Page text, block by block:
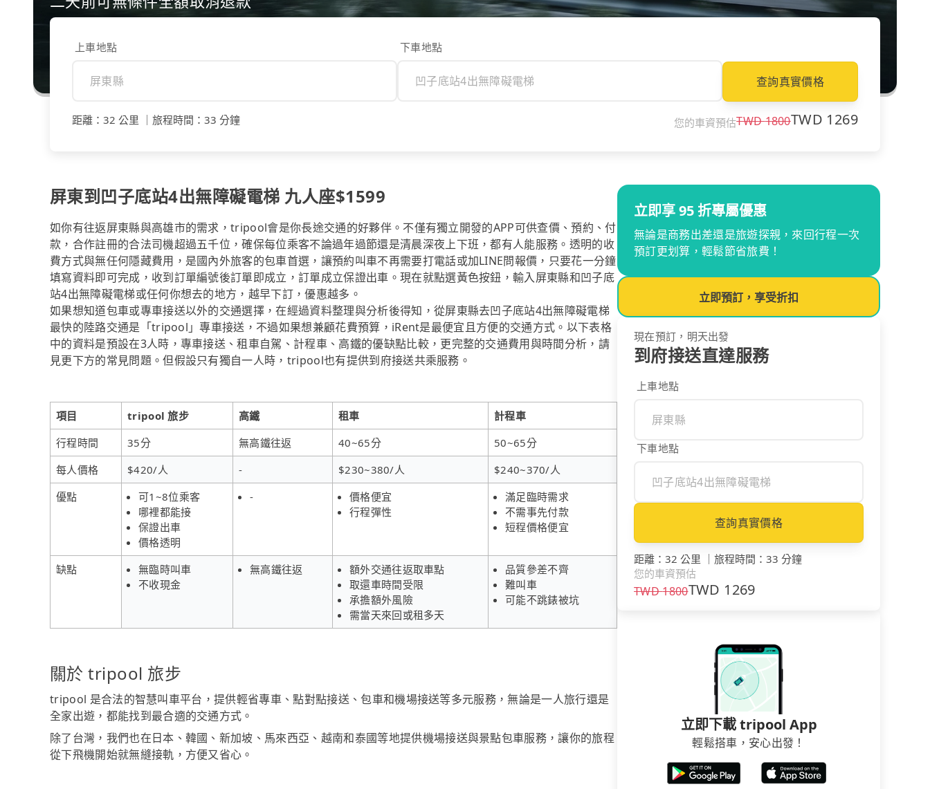
上車地點 下車地點
查詢真實價格
距離 ： 32 公里 旅程時間 ： 33 分鐘 您的車資預估TWD1800TWD 1269
屏東到凹子底站4出無障礙電梯 九人座$1599
如你有往返屏東縣與高雄市的需求，tripool會是你長途交通的好夥伴。不僅有獨立開發的APP可供查價、預約、付
款，合作註冊的合法司機超過五千位，確保每位乘客不論過年過節還是清晨深夜上下班，都有人能服務。透明的收
費方式與無任何隱藏費用，是國內外旅客的包車首選，讓預約叫車不再需要打電話或加LINE問報價，只要花一分鐘
填寫資料即可完成，收到訂單編號後訂單即成立，訂單成立保證出車。現在就點選黃色按鈕，輸入屏東縣和凹子底
站4出無障礙電梯或任何你想去的地方，越早下訂，優惠越多。
如果想知道包車或專車接送以外的交通選擇，在經過資料整理與分析後得知，從屏東縣去凹子底站4出無障礙電梯
最快的陸路交通是「tripool」專車接送，不過如果想兼顧花費預算，iRent是最便宜且方便的交通方式。以下表格
中的資料是預設在3人時，專車接送、租車自駕、計程車、高鐵的優缺點比較，更完整的交通費用與時間分析，請
見更下方的常見問題。但假設只有獨自一人時，tripool也有提供到府接送共乘服務。
項目 tripool 旅步 高鐵 租車
計程車
行程時間
35分 無高鐵往返 40~65分
50~65分
每人價格
$420/人 - $230~380/人
$240~370/人
優點
可1~8位乘客
哪裡都能接
保證出車
價格透明
-
價格便宜
行程彈性
滿足臨時需求
不需事先付款
短程價格便宜
缺點
無臨時叫車
不收現金
無高鐵往返
額外交通往返取車點
取還車時間受限
承擔額外風險
需當天來回或租多天
品質參差不齊
難叫車
可能不跳錶被坑
關於 tripool 旅步
tripool 是合法的智慧叫車平台，提供輕省專車、點對點接送、包車和機場接送等多元服務，無論是一人旅行還是
全家出遊，都能找到最合適的交通方式。
除了台灣，我們也在日本、韓國、新加坡、馬來西亞、越南和泰國等地提供機場接送與景點包車服務，讓你的旅程
從下飛機開始就無縫接軌，方便又省心。
立即享 95 折專屬優惠
無論是商務出差還是旅遊探親，來回行程一次
預訂更划算，輕鬆節省旅費！
立即預訂，享受折扣
現在預訂，明天出發
到府接送直達服務
上車地點
下車地點
查詢真實價格
距離 ： 32 公里 ｜ 旅程時間 ： 33 分鐘
您的車資預估
TWD1800TWD 1269
立即下載 tripool App
輕鬆搭車，安心出發！